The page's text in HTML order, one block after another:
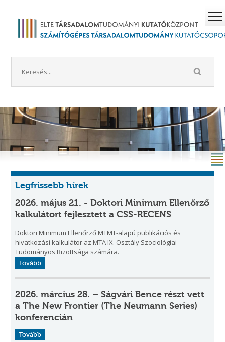
Legfrissebb hírek
2026. május 21. - Doktori Minimum Ellenőrző
kalkulátort fejlesztett a CSS-RECENS
Doktori Minimum Ellenőrző MTMT-alapú publikációs és
hivatkozási kalkulátor az MTA IX. Osztály Szociológiai
Tudományos Bizottsága számára.
Tovább
2026. március 28. – Ságvári Bence részt vett
a The New Frontier (The Neumann Series)
konferencián
Tovább